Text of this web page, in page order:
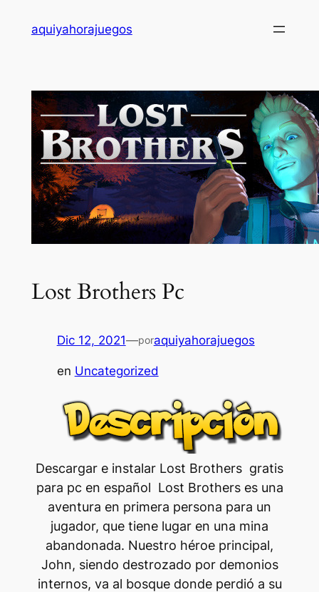
aquiyahorajuegos
Lost Brothers Pc
Dic 12, 2021—poraquiyahorajuegos
en Uncategorized
Descargar e instalar Lost Brothers gratis
para pc en español Lost Brothers es una
aventura en primera persona para un
jugador, que tiene lugar en una mina
abandonada. Nuestro héroe principal,
John, siendo destrozado por demonios
internos, va al bosque donde perdió a su